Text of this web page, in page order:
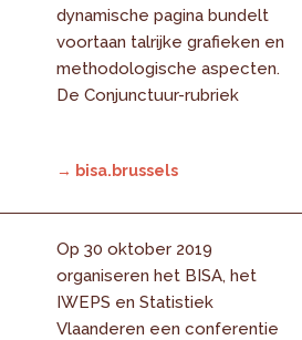
dynamische pagina bundelt
voortaan talrijke grafieken en
methodologische aspecten.
De Conjunctuur-rubriek
→ bisa.brussels
Op 30 oktober 2019
organiseren het BISA, het
IWEPS en Statistiek
Vlaanderen een conferentie